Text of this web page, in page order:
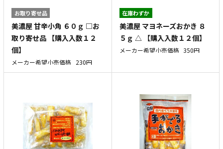
お取り寄せ品
美濃屋 甘辛小角 ６０ｇ □お
取り寄せ品 【購入入数１２
個】
メーカー希望小売価格 230円
在庫わずか
美濃屋 マヨネーズおかき ８
５ｇ △ 【購入入数１２個】
メーカー希望小売価格 350円